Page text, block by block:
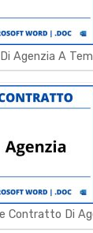
Agenzia A
Contratto Di